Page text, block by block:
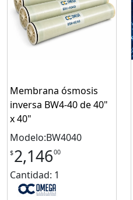
Membrana ósmosis
inversa BW4-40 de 40"
x 40"
Modelo:BW4040
$2,14600
Cantidad: 1